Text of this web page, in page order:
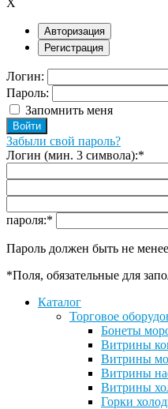
X
Авторизация
Регистрация
Логин:
Пароль:
Запомнить меня
Забыли свой пароль?
Логин (мин. 3 символа):*
пароля:*
Пароль должен быть не
*Поля, обязательные для
Каталог
Торговое
Бонеты
Витрины
Витрины
Витрины
Витрины
Горки